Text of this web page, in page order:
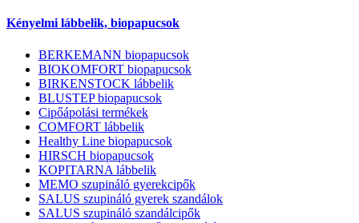
Kényelmi lábbelik, biopapucsok
BERKEMANN biopapucsok
BIOKOMFORT biopapucsok
BIRKENSTOCK lábbelik
BLUSTEP biopapucsok
Cipőápolási termékek
COMFORT lábbelik
Healthy Line biopapucsok
HIRSCH biopapucsok
KOPITARNA lábbelik
MEMO szupináló gyerekcipők
SALUS szupináló gyerek szandálok
SALUS szupináló szandálcipők